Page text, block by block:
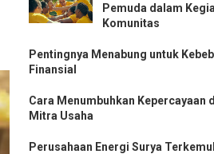
Pemuda dalam
Komunitas
Pentingnya Menabung untuk
Finansial
Cara Menumbuhkan Kepercayaan
Mitra Usaha
Perusahaan Energi Surya